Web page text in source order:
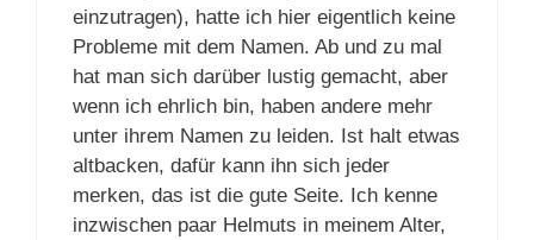
einzutragen), hatte ich hier eigentlich keine
Probleme mit dem Namen. Ab und zu mal
hat man sich darüber lustig gemacht, aber
wenn ich ehrlich bin, haben andere mehr
unter ihrem Namen zu leiden. Ist halt etwas
altbacken, dafür kann ihn sich jeder
merken, das ist die gute Seite. Ich kenne
inzwischen paar Helmuts in meinem Alter,